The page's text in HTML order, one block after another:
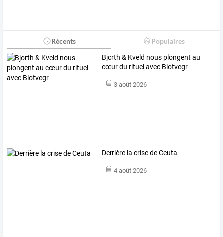
Récents Populaires
Bjorth & Kveld nous plongent au
cœur du rituel avec Blotvegr
3 août 2026
Derrière la crise de Ceuta
4 août 2026